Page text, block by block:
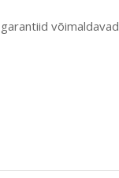
võimaldavad